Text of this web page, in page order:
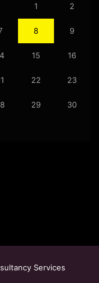
1 2
8 9
15 16
22 23
29 30
Services